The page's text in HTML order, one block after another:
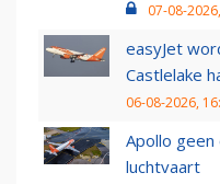
07-08-
easyJet
Castlelake
06-08-2026,
Apollo
luchtvaart